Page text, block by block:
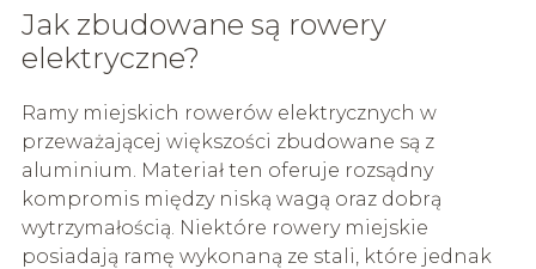
Jak zbudowane są rowery
elektryczne?
Ramy miejskich rowerów elektrycznych w
przeważającej większości zbudowane są z
aluminium. Materiał ten oferuje rozsądny
kompromis między niską wagą oraz dobrą
wytrzymałością. Niektóre rowery miejskie
posiadają ramę wykonaną ze stali, które jednak